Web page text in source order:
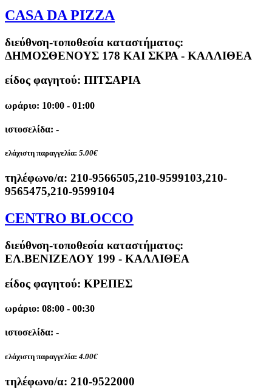
CASA DA PIZZA
διεύθνση-τοποθεσία καταστήματος:
ΔΗΜΟΣΘΕΝΟΥΣ 178 ΚΑΙ ΣΚΡΑ - ΚΑΛΛΙΘΕΑ
είδος φαγητού: ΠΙΤΣΑΡΙΑ
ωράριο: 10:00 - 01:00
ιστοσελίδα: -
ελάχιστη παραγγελία: 5.00€
τηλέφωνο/α: 210-9566505,210-9599103,210-
9565475,210-9599104
CENTRO BLOCCO
διεύθνση-τοποθεσία καταστήματος:
ΕΛ.ΒΕΝΙΖΕΛΟΥ 199 - ΚΑΛΛΙΘΕΑ
είδος φαγητού: ΚΡΕΠΕΣ
ωράριο: 08:00 - 00:30
ιστοσελίδα: -
ελάχιστη παραγγελία: 4.00€
τηλέφωνο/α: 210-9522000